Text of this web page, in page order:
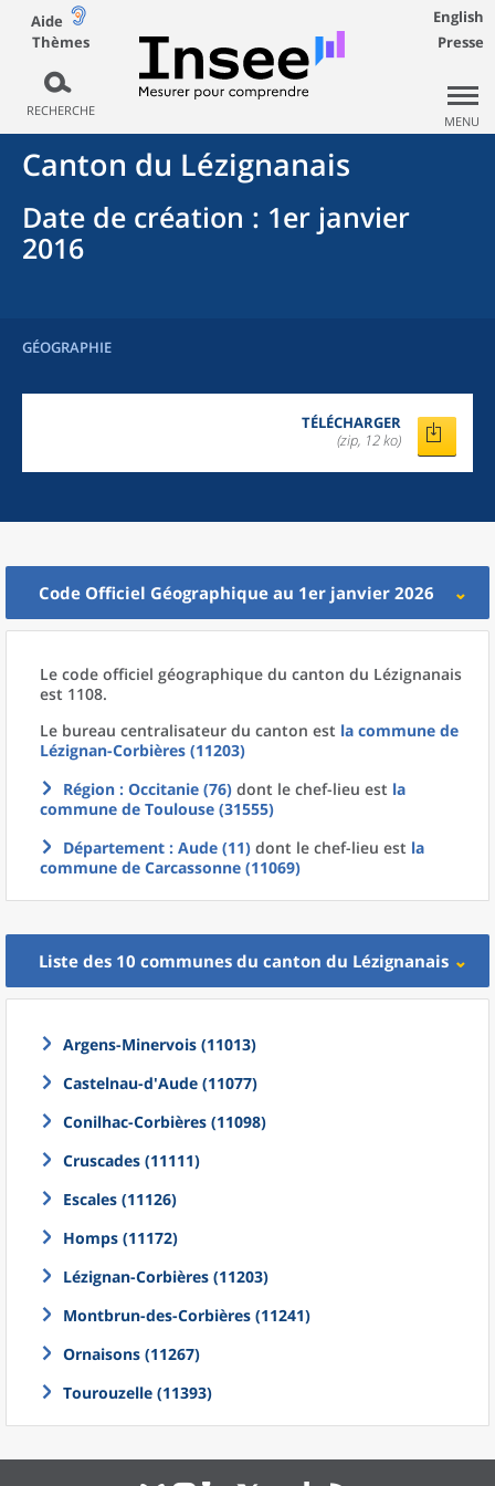
Aide
Thèmes
RECHERCHE
English
Presse
MENU
Canton du Lézignanais
Date de création : 1er janvier
2016
GÉOGRAPHIE
TÉLÉCHARGER
(zip, 12 ko)
Code Officiel Géographique au 1er janvier 2026
Le code officiel géographique du canton du Lézignanais
est 1108.
Le bureau centralisateur du canton est la commune de
Lézignan-Corbières (11203)
Région : Occitanie (76) dont le chef-lieu est la
commune de Toulouse (31555)
Département : Aude (11) dont le chef-lieu est la
commune de Carcassonne (11069)
Liste des 10 communes du canton du Lézignanais
Argens-Minervois (11013)
Castelnau-d'Aude (11077)
Conilhac-Corbières (11098)
Cruscades (11111)
Escales (11126)
Homps (11172)
Lézignan-Corbières (11203)
Montbrun-des-Corbières (11241)
Ornaisons (11267)
Tourouzelle (11393)